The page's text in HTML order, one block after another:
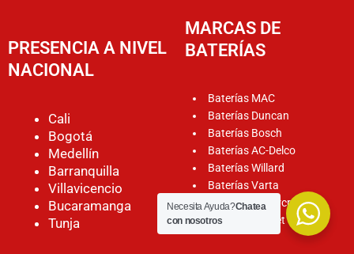
PRESENCIA A NIVEL
NACIONAL
Cali
Bogotá
Medellín
Barranquilla
Villavicencio
Bucaramanga
Tunja
MARCAS DE
BATERÍAS
Baterías MAC
Baterías Duncan
Baterías Bosch
Baterías AC-Delco
Baterías Willard
Baterías Varta
Baterías Motorcraft
Baterías Rocket
Necesita Ayuda?Chatea
con nosotros